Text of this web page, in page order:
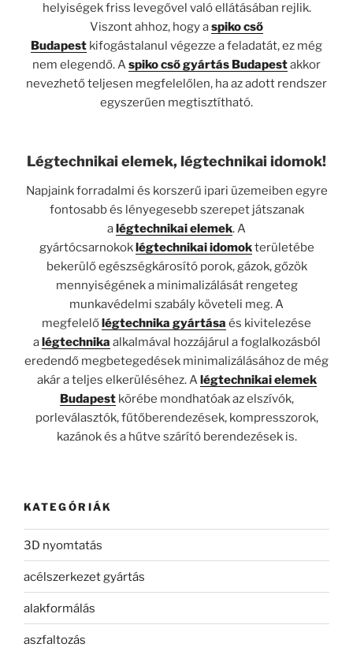
helyiségek friss levegővel való ellátásában rejlik.
Viszont ahhoz, hogy aspiko cső
Budapest kifogástalanul végezze a feladatát, ez még
nem elegendő. Aspiko cső gyártás Budapestakkor
nevezhető teljesen megfelelőlen, ha az adott rendszer
egyszerűen megtisztítható.
Légtechnikai elemek, légtechnikai idomok!
Napjaink forradalmi és korszerű ipari üzemeiben egyre
fontosabb és lényegesebb szerepet játszanak
a légtechnikai elemek. A
gyártócsarnokok légtechnikai idomokterületébe
bekerülő egészségkárosító porok, gázok, gőzök
mennyiségének a minimalizálását rengeteg
munkavédelmi szabály követeli meg. A
megfelelő légtechnika gyártása és kivitelezése
a légtechnika alkalmával hozzájárul a foglalkozásból
eredendő megbetegedések minimalizálásához de még
akár a teljes elkerüléséhez. A légtechnikai elemek
Budapest körébe mondhatóak az elszívók,
porleválasztók, fűtőberendezések, kompresszorok,
kazánok és a hűtve szárító berendezések is.
KATEGÓRIÁK
3D nyomtatás
acélszerkezet gyártás
alakformálás
aszfaltozás